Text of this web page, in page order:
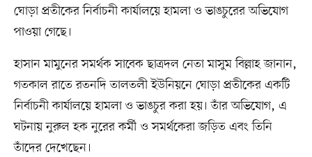
ঘোড়া প্রতীকের নির্বাচনী কার্যালয়ে হামলা ও ভাঙচুরের অভিযোগ
পাওয়া গেছে।
হাসান মামুনের সমর্থক সাবেক ছাত্রদল নেতা মাসুম বিল্লাহ জানান,
গতকাল রাতে রতনদি তালতলী ইউনিয়নে ঘোড়া প্রতীকের একটি
নির্বাচনী কার্যালয়ে হামলা ও ভাঙচুর করা হয়। তাঁর অভিযোগ, এ
ঘটনায় নুরুল হক নুরের কর্মী ও সমর্থকেরা জড়িত এবং তিনি
তাঁদের দেখেছেন।